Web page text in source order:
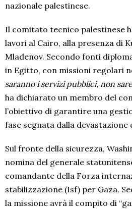
nazionale palestinese.
Il comitato tecnico palestinese
lavori al Cairo, alla presenza di
Mladenov. Secondo fonti
in Egitto, con missioni regolari
saranno i servizi pubblici, non
ha dichiarato un membro del
l’obiettivo di garantire una
fase segnata dalla devastazione
Sul fronte della sicurezza,
nomina del generale
comandante della Forza
stabilizzazione (Isf) per Gaza.
la missione avrà il compito di